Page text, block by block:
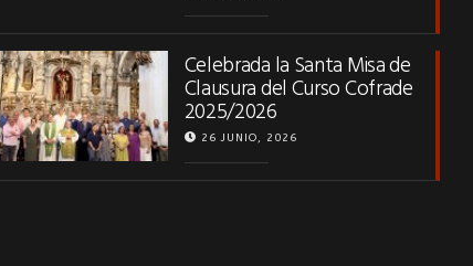
Celebrada la Santa Misa de
Clausura del Curso Cofrade
2025/2026
26 JUNIO, 2026